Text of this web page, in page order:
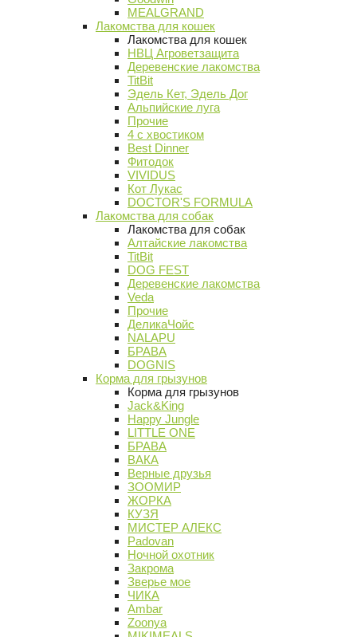
MEALGRAND
Лакомства для кошек
Лакомства для кошек
НВЦ Агроветзащита
Деревенские лакомства
TitBit
Эдель Кет, Эдель Дог
Альпийские луга
Прочие
4 с хвостиком
Best Dinner
Фитодок
VIVIDUS
Кот Лукас
DOCTOR'S FORMULA
Лакомства для собак
Лакомства для собак
Алтайские лакомства
TitBit
DOG FEST
Деревенские лакомства
Veda
Прочие
ДеликаЧойс
NALAPU
БРАВА
DOGNIS
Корма для грызунов
Корма для грызунов
Jack&King
Happy Jungle
LITTLE ONE
БРАВА
ВАКА
Верные друзья
ЗООМИР
ЖОРКА
КУЗЯ
МИСТЕР АЛЕКС
Padovan
Ночной охотник
Закрома
Зверье мое
ЧИКА
Ambar
Zoonya